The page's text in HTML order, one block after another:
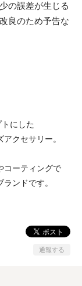
の誤差が生じる
良のため予告な
にした
クセサリー。
コーティングで
ンドです。
通報する